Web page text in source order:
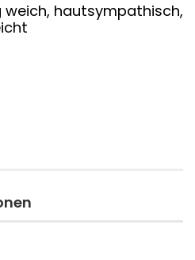
weich, hautsympathisch,